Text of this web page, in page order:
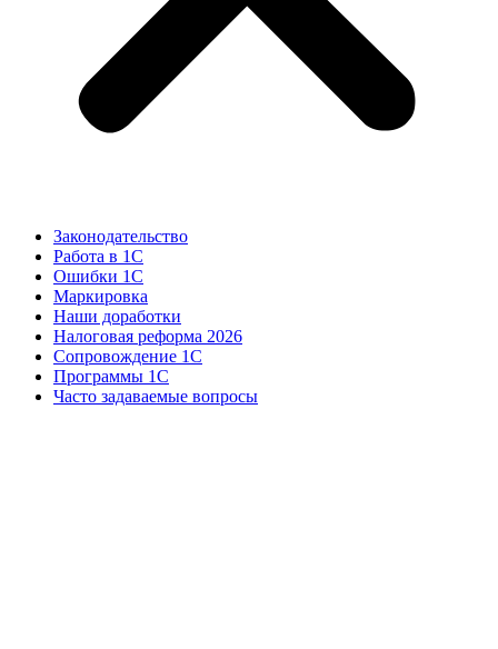
Законодательство
Работа в 1С
Ошибки 1С
Маркировка
Наши доработки
Налоговая реформа 2026
Сопровождение 1С
Программы 1С
Часто задаваемые вопросы